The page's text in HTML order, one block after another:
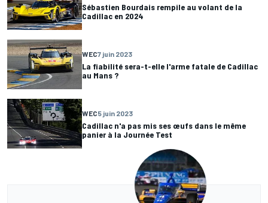
Sébastien Bourdais rempile au volant de la
Cadillac en 2024
WEC7 juin 2023
La fiabilité sera-t-elle l'arme fatale de Cadillac
au Mans ?
WEC5 juin 2023
Cadillac n'a pas mis ses œufs dans le même
panier à la Journée Test